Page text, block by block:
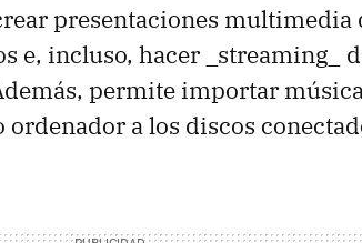
presentaciones multimedia
e, incluso, hacer _streaming_
permite importar
a los discos